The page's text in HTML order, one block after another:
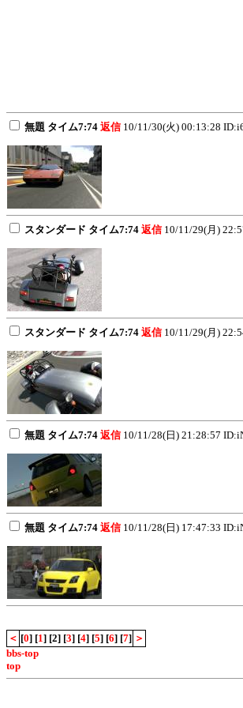
無題 タイム7:74 返信 10/11/30(火) 00:13:28
スタンダード タイム7:74 返信 10/11/29(月)
スタンダード タイム7:74 返信 10/11/29(月)
無題 タイム7:74 返信 10/11/28(日) 21:28:57
無題 タイム7:74 返信 10/11/28(日) 17:47:33
＜ [0] [1] [2] [3] [4] [5] [6] [7] ＞
bbs-top
top